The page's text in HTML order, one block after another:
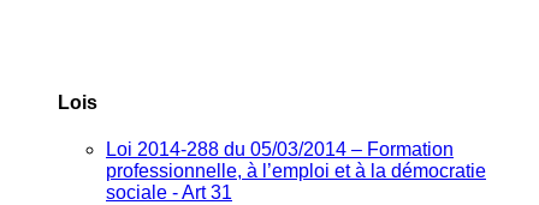
Lois
Loi 2014-288 du 05/03/2014 – Formation
professionnelle, à l’emploi et à la démocratie
sociale - Art 31